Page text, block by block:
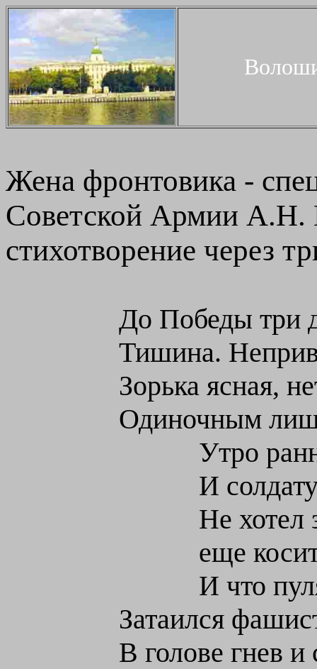
Жена фронтовика -
Советской Армии А.Н.
стихотворение через
До Победы три
Тишина.
Зорька ясная,
Одиночным
Утро
И
Не хотел
еще
И что
Затаился
В голове гнев и